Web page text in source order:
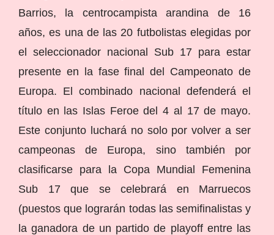
Barrios, la centrocampista arandina de 16
años, es una de las 20 futbolistas elegidas por
el seleccionador nacional Sub 17 para estar
presente en la fase final del Campeonato de
Europa. El combinado nacional defenderá el
título en las Islas Feroe del 4 al 17 de mayo.
Este conjunto luchará no solo por volver a ser
campeonas de Europa, sino también por
clasificarse para la Copa Mundial Femenina
Sub 17 que se celebrará en Marruecos
(puestos que lograrán todas las semifinalistas y
la ganadora de un partido de playoff entre las